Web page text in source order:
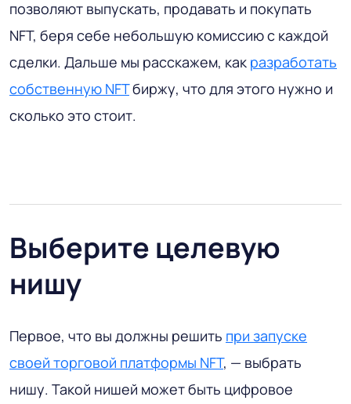
позволяют выпускать, продавать и покупать
NFT, беря себе небольшую комиссию с каждой
сделки. Дальше мы расскажем, как разработать
собственную NFTбиржу, что для этого нужно и
сколько это стоит.
Выберите целевую
нишу
Первое, что вы должны решить при запуске
своей торговой платформы NFT, — выбрать
нишу. Такой нишей может быть цифровое